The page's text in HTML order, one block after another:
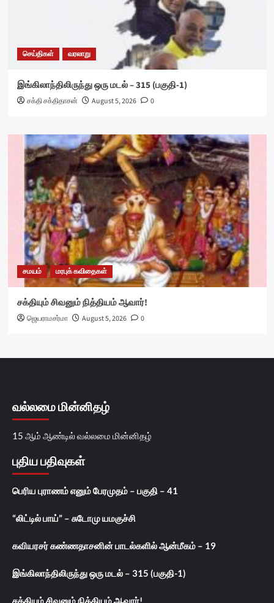
செய்திகள் வரலாறு
இங்கிலாந்திலிருந்து ஒரு மடல் – 315 (பகுதி-1)
சக்தி சக்திதாசன் August 5, 2026 0
சமயம் மரபுக் கவிதைகள்
சக்தியும் சிவனும் நித்தியம் ஆவார்!
ஜெயராமசர்மா August 5, 2026 0
வல்லமை மின்னிதழ்
15 ஆம் ஆண்டில் வல்லமை மின்னிதழ்
புதிய பதிவுகள்
பெரிய புராணம் எனும் பேரமுதம் – பகுதி – 41
“லிட்டில் பாய்” – சுடோமு யமகுச்சி
கவியரசர் கண்ணதாசனின் பாடல்களில் ஆன்மீகம் – 19
இங்கிலாந்திலிருந்து ஒரு மடல் – 315 (பகுதி-1)